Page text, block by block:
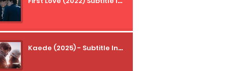
Kaede (2025) - Subtitle Indonesia